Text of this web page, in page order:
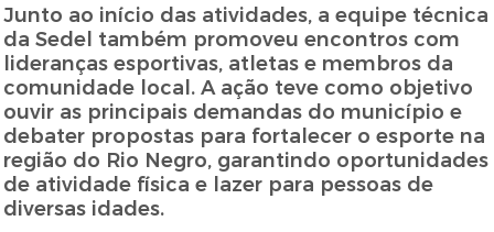
Junto ao início das atividades, a equipe técnica
da Sedel também promoveu encontros com
lideranças esportivas, atletas e membros da
comunidade local. A ação teve como objetivo
ouvir as principais demandas do município e
debater propostas para fortalecer o esporte na
região do Rio Negro, garantindo oportunidades
de atividade física e lazer para pessoas de
diversas idades.